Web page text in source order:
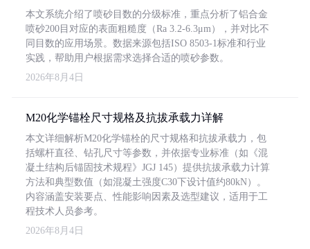
本文系统介绍了喷砂目数的分级标准，重点分析了铝合金
喷砂200目对应的表面粗糙度（Ra 3.2-6.3μm），并对比不
同目数的应用场景。数据来源包括ISO 8503-1标准和行业
实践，帮助用户根据需求选择合适的喷砂参数。
2026年8月4日
M20化学锚栓尺寸规格及抗拔承载力详解
本文详细解析M20化学锚栓的尺寸规格和抗拔承载力，包
括螺杆直径、钻孔尺寸等参数，并依据专业标准（如《混
凝土结构后锚固技术规程》JGJ 145）提供抗拔承载力计算
方法和典型数值（如混凝土强度C30下设计值约80kN）。
内容涵盖安装要点、性能影响因素及选型建议，适用于工
程技术人员参考。
2026年8月4日